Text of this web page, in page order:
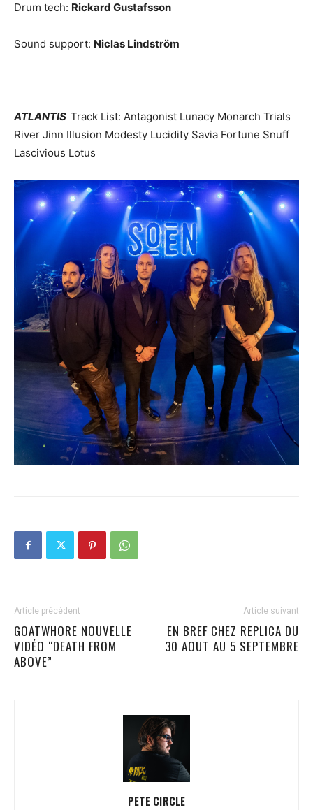
Drum tech: Rickard Gustafsson
Sound support: Niclas Lindström
ATLANTIS Track List: Antagonist Lunacy Monarch Trials
River Jinn Illusion Modesty Lucidity Savia Fortune Snuff
Lascivious Lotus
Article précédent
GOATWHORE NOUVELLE
VIDÉO “DEATH FROM
ABOVE”
Article suivant
EN BREF CHEZ REPLICA DU
30 AOUT AU 5 SEPTEMBRE
PETE CIRCLE